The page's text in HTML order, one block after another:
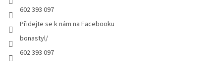
602 393 097
Přidejte se k nám na Facebooku
bonastyl/
602 393 097